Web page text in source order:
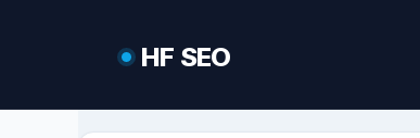
로
HF SEO